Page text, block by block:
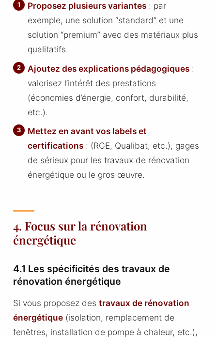
Proposez plusieurs variantes : par
exemple, une solution “standard” et une
solution “premium” avec des matériaux plus
qualitatifs.
Ajoutez des explications pédagogiques :
valorisez l’intérêt des prestations
(économies d’énergie, confort, durabilité,
etc.).
Mettez en avant vos labels et
certifications : (RGE, Qualibat, etc.), gages
de sérieux pour les travaux de rénovation
énergétique ou le gros œuvre.
4. Focus sur la rénovation
énergétique
4.1 Les spécificités des travaux de
rénovation énergétique
Si vous proposez des travaux de rénovation
énergétique(isolation, remplacement de
fenêtres, installation de pompe à chaleur, etc.),